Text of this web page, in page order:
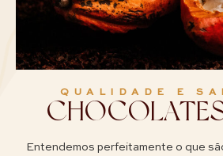
QUALIDADE E
Entendemos perfeitamente o que